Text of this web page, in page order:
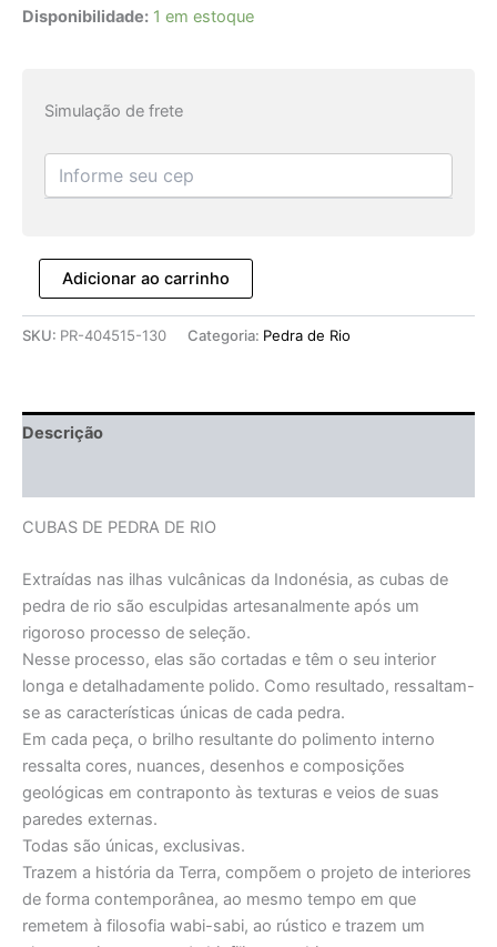
Disponibilidade: 1 em estoque
Simulação de frete
Adicionar ao carrinho
SKU: PR-404515-130 Categoria: Pedra de Rio
Descrição
CUBAS DE PEDRA DE RIO
Extraídas nas ilhas vulcânicas da Indonésia, as cubas de
pedra de rio são esculpidas artesanalmente após um
rigoroso processo de seleção.
Nesse processo, elas são cortadas e têm o seu interior
longa e detalhadamente polido. Como resultado, ressaltam-
se as características únicas de cada pedra.
Em cada peça, o brilho resultante do polimento interno
ressalta cores, nuances, desenhos e composições
geológicas em contraponto às texturas e veios de suas
paredes externas.
Todas são únicas, exclusivas.
Trazem a história da Terra, compõem o projeto de interiores
de forma contemporânea, ao mesmo tempo em que
remetem à filosofia wabi-sabi, ao rústico e trazem um